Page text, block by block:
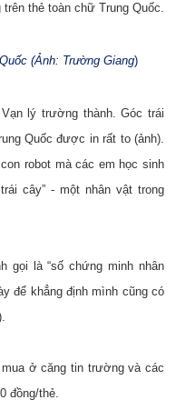
thẻ toàn chữ Trung Quốc.
(Ảnh: Trường Giang)
lý trường thành. Góc trái
Quốc được in rất to (ảnh).
robot mà các em học sinh
cây” - một nhân vật trong
gọi là “số chứng minh nhân
để khẳng định mình cũng có
ở căng tin trường và các
đồng/thẻ.